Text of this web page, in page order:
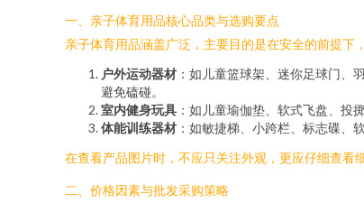
一、亲子体育用品核心品类与选购要点
亲子体育用品涵盖广泛，主要目的是在安全的前提下
户外运动器材 ：如儿童篮球架、迷你足球门、
避免磕碰。
室内健身玩具 ：如儿童瑜伽垫、软式飞盘、投
体能训练器材 ：如敏捷梯、小跨栏、标志碟、
在查看产品图片时，不应只关注外观，更应仔细查看
二、价格因素与批发采购策略